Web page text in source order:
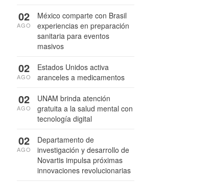
México comparte con Brasil
experiencias en preparación
sanitaria para eventos
masivos
02
AGO
Estados Unidos activa
aranceles a medicamentos
02
AGO
UNAM brinda atención
gratuita a la salud mental con
tecnología digital
02
AGO
Departamento de
investigación y desarrollo de
Novartis impulsa próximas
innovaciones revolucionarias
02
AGO